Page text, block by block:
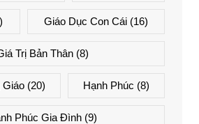
Giáo Dục Con Cái(16)
Trị Bản Thân(8)
Giáo(20) Hạnh Phúc (8)
Phúc Gia Đình (9)